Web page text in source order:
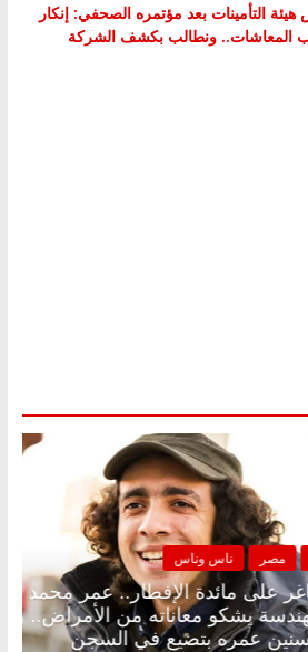
التأمينات بعد مؤتمره الصحفي: إنكار
المعاشات.. ونطالب بكشف الشركة
الرئيسية
مقعد شاغر
طالب
أحلى سنين عمره بتضيع في السجن
بلا زينة رمضان.. د.
انتظار حلم